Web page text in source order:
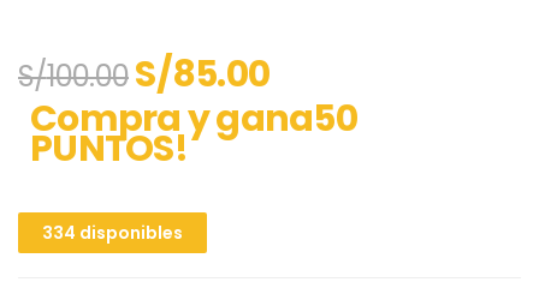
S/100.00S/85.00
Compra y gana50
PUNTOS!
334 disponibles